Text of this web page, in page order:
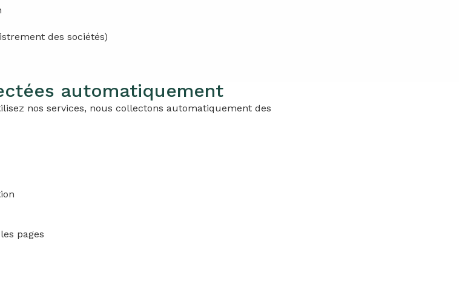
des sociétés)
automatiquement
nos services, nous collectons automatiquement des
pages